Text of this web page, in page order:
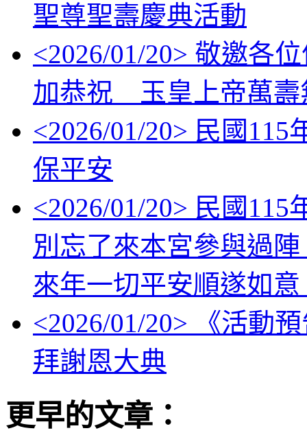
聖尊聖壽慶典活動
<2026/01/20> 敬邀各
加恭祝 玉皇上帝萬壽
<2026/01/20> 民國115
保平安
<2026/01/20> 民國115
別忘了來本宮參與過
來年一切平安順遂如
<2026/01/20> 《活動
拜謝恩大典
更早的文章：